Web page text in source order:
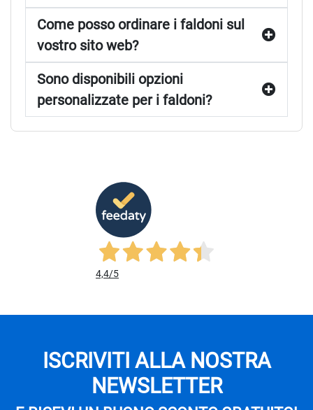
Come posso ordinare i faldoni sul
vostro sito web?
Sono disponibili opzioni
personalizzate per i faldoni?
4,4/5
ISCRIVITI ALLA NOSTRA
NEWSLETTER